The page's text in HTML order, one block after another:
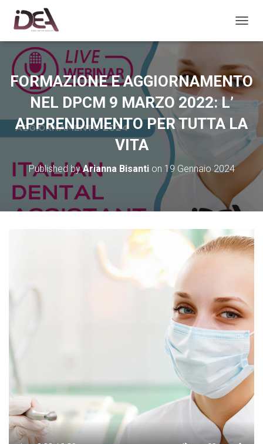
FORMAZIONE E AGGIORNAMENTO
NEL DPCM 9 MARZO 2022: L’
APPRENDIMENTO PER TUTTA LA
VITA
Published byArianna Bisantion 19 Gennaio 2024